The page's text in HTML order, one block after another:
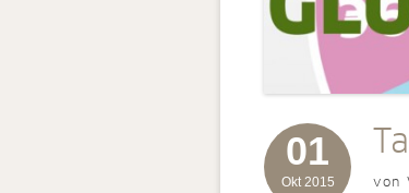
01
Okt 2015 von